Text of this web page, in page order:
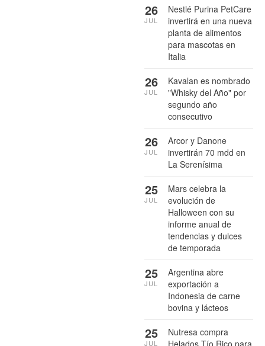
Nestlé Purina PetCare
invertirá en una nueva
planta de alimentos
para mascotas en
Italia
26
JUL
Kavalan es nombrado
"Whisky del Año" por
segundo año
consecutivo
26
JUL
Arcor y Danone
invertirán 70 mdd en
La Serenísima
26
JUL
Mars celebra la
evolución de
Halloween con su
informe anual de
tendencias y dulces
de temporada
25
JUL
Argentina abre
exportación a
Indonesia de carne
bovina y lácteos
25
JUL
Nutresa compra
Helados Tío Rico para
25
JUL